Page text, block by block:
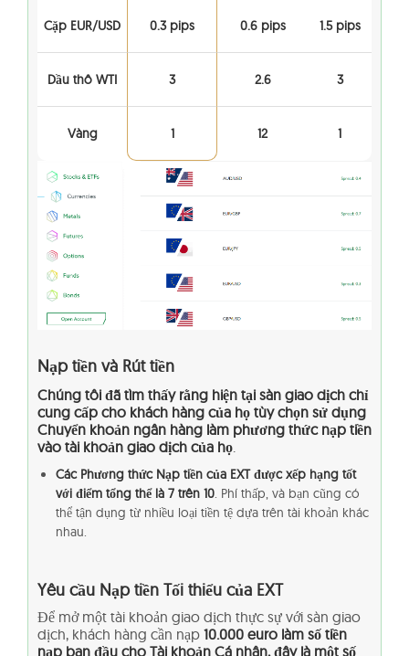
Cặp EUR/USD 0.3 pips 0.6 pips 1.5 pips
Dầu thô WTI 3 2.6 3
Vàng 1 12 1
Nạp tiền và Rút tiền
Chúng tôi đã tìm thấy rằng hiện tại sàn giao dịch chỉ
cung cấp cho khách hàng của họ tùy chọn sử dụng
Chuyển khoản ngân hàng làm phương thức nạp tiền
vào tài khoản giao dịch của họ.
Các Phương thức Nạp tiền của EXT được xếp hạng tốt
với điểm tổng thể là 7 trên 10. Phí thấp, và bạn cũng có
thể tận dụng từ nhiều loại tiền tệ dựa trên tài khoản khác
nhau.
Yêu cầu Nạp tiền Tối thiểu của EXT
Để mở một tài khoản giao dịch thực sự với sàn giao
dịch, khách hàng cần nạp 10.000 euro làm số tiền
nạp ban đầu cho Tài khoản Cá nhân, đây là một số